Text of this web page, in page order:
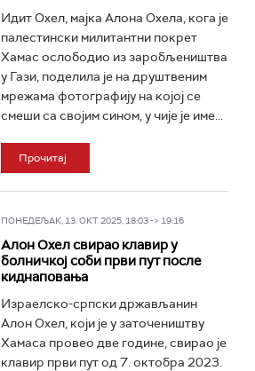
Идит Охел, мајка Алона Охела, кога је
палестински милитантни покрет
Хамас ослободио из заробљеништва
у Гази, поделила је на друштвеним
мрежама фотографију на којој се
смеши са својим сином, у чије је име...
Прочитај
ПОНЕДЕЉАК, 13. ОКТ 2025, 18:03 -> 19:16
Алон Охел свирао клавир у
болничкој соби први пут после
киднаповања
Израелско-српски држављанин
Алон Охел, који је у заточеништву
Хамаса провео две године, свирао је
клавир први пут од 7. октобра 2023.